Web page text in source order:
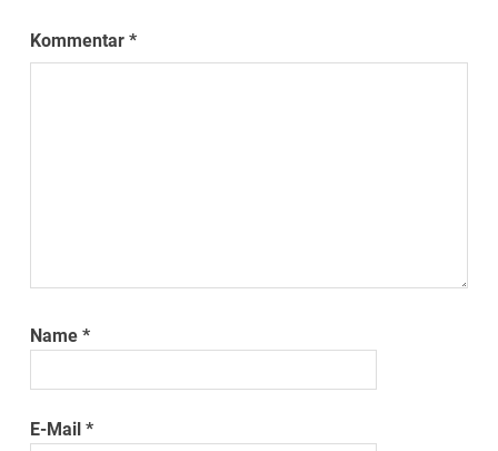
Kommentar*
Name*
E-Mail*